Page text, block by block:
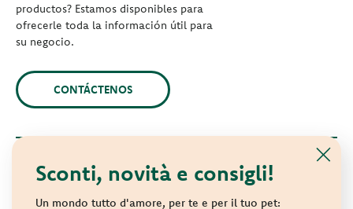
Sconti, novità e consigli!
Un mondo tutto d'amore, per te e per il tuo pet:
productos? Estamos disponibles para
ofrecerle toda la información útil para
su negocio.
CONTÁCTENOS
© 2021 Oasy. Todos los derechos reservados.
Wonderfood S.p.A. Strada dei Censiti, 2 - 47891 Repubblica di